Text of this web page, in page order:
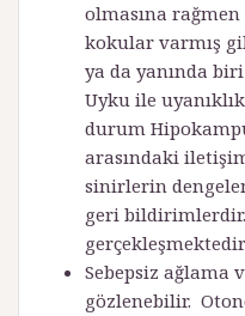
olmasına
kokular varmış
ya da yanında
Uyku ile
durum
arasındaki
sinirlerin
geri
Sebepsiz ağlama
gözlenebilir.